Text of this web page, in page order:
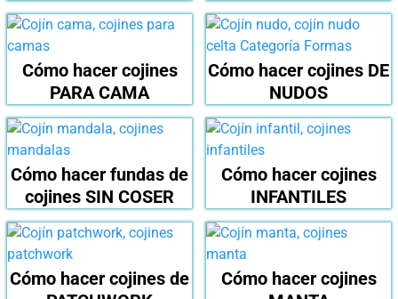
Cómo hacer cojines
PARA CAMA
Cómo hacer cojines DE
NUDOS
Cómo hacer fundas de
cojines SIN COSER
Cómo hacer cojines
INFANTILES
Cómo hacer cojines de
Cómo hacer cojines